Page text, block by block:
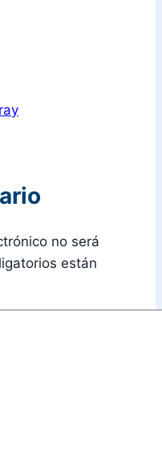
no será
están